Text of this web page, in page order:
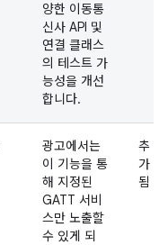
양한 이동통
신사 API 및
연결 클래스
의 테스트 가
능성을 개선
합니다.
광고에서는
이 기능을 통
해 지정된
GATT 서비
스만 노출할
수 있게 되
추
가
됨